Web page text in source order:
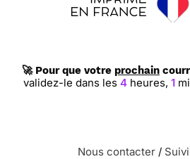
🚀 Pour que votre prochain
validez-le dans les 4 heures, 1
Nous contacter /